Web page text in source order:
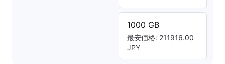
1000 GB
最安価格: 211916.00
JPY